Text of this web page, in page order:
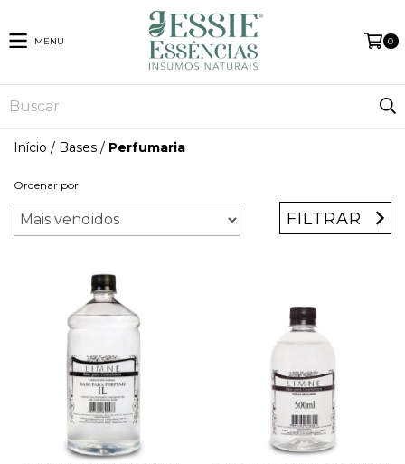
MENU 0
Início / Bases / Perfumaria
Ordenar por
FILTRAR